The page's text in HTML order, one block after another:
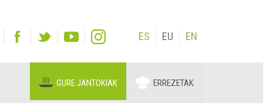
ES EU EN
GURE JANTOKIAK ERREZETAK